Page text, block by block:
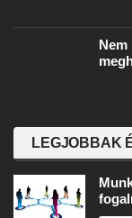
Nem
LEGJOBBAK